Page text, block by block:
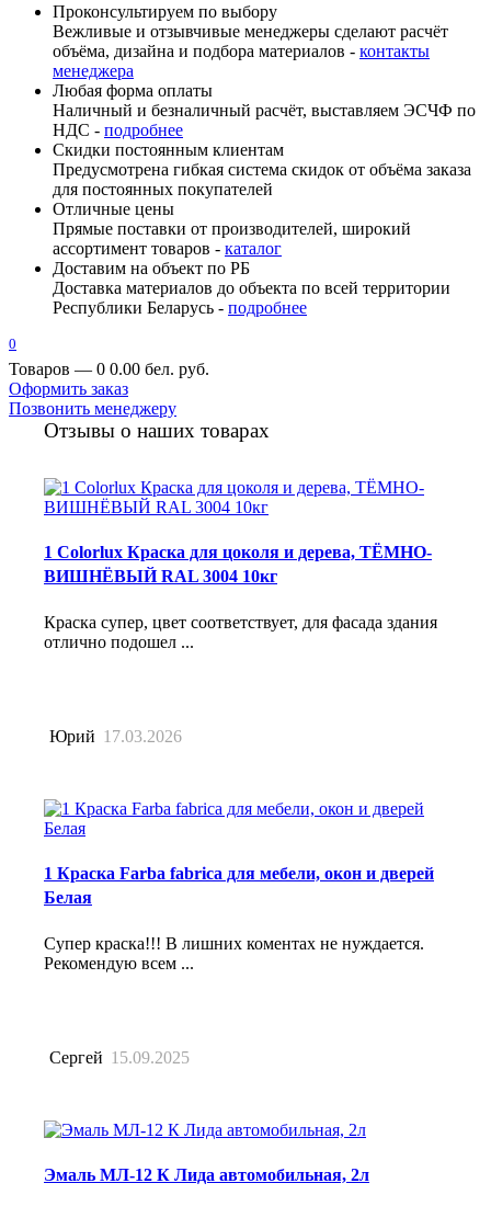
Проконсультируем по выбору
Вежливые и отзывчивые менеджеры сделают расчёт
объёма, дизайна и подбора материалов - контакты
менеджера
Любая форма оплаты
Наличный и безналичный расчёт, выставляем ЭСЧФ по
НДС - подробнее
Скидки постоянным клиентам
Предусмотрена гибкая система скидок от объёма заказа
для постоянных покупателей
Отличные цены
Прямые поставки от производителей, широкий
ассортимент товаров - каталог
Доставим на объект по РБ
Доставка материалов до объекта по всей территории
Республики Беларусь - подробнее
0
Товаров — 0 0.00 бел. руб.
Оформить заказ
Позвонить менеджеру
Отзывы о наших товарах
1 Colorlux Краска для цоколя и дерева, ТЁМНО-
ВИШНЁВЫЙ RAL 3004 10кг
Краска супер, цвет соответствует, для фасада здания
отлично подошел ...
Юрий 17.03.2026
1 Краска Farba fabrica для мебели, окон и дверей
Белая
Супер краска!!! В лишних коментах не нуждается.
Рекомендую всем ...
Сергей 15.09.2025
Эмаль МЛ-12 К Лида автомобильная, 2л